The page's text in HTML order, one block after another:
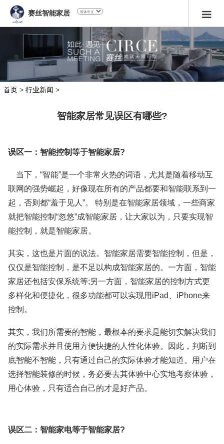
赛丝智能家居
首页 > 行业新闻 >
智能家居常见误区有哪些?
误区一：智能控制等于智能家居?
当下，“智能”是一个非常火热的词语，尤其是随着移动互
联网的强势崛起，好像现在所有的产品都要和智能联系到一
起，否则都“羞于见人”。 特别是在智能家居领域，一些商家
就把智能控制“忽悠”成智能家居，让大家以为，只要实现智
能控制，就是智能家居。
其实，这也是片面的说法。智能家居需要智能控制，但是，
仅仅是智能控制，是不足以构成智能家居的。一方面，智能
家居还包括安保系统等;另一方面，智能家居的控制方式更
多样化和便捷化，很多功能都可以实现用iPad、iPhone来
控制。
其实，我们所需要的智能，最根本的要求是能切实解决我们
的实际需求并且使用方便快捷的人性化体验。因此，判断到
底智能不智能，只有通过自己的实际体验才能知道。用户在
选择智能装修的时候，务必要去其体验中心实地考察体验，
用心体验，只有适合自己的才是好产品。
误区二：智能家电等于智能家居?